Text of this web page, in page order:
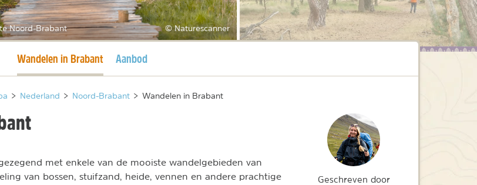
Noord-Brabant © Naturescanner
Huidige pagina
Wandelen in Brabant Aanbod
> Nederland > Noord-Brabant > Wandelen in Brabant
met enkele van de mooiste wandelgebieden van
van bossen, stuifzand, heide, vennen en andere prachtige
Geschreven door